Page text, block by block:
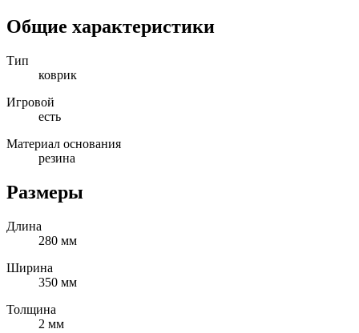
Общие характеристики
Тип
коврик
Игровой
есть
Материал основания
резина
Размеры
Длина
280 мм
Ширина
350 мм
Толщина
2 мм